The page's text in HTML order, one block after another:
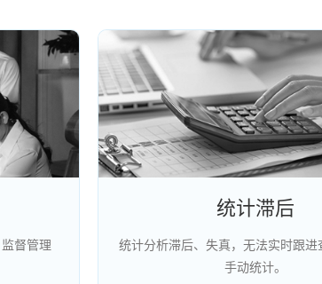
督管理
统计滞后
统计分析滞后、失真，无法实时跟进
手动统计。